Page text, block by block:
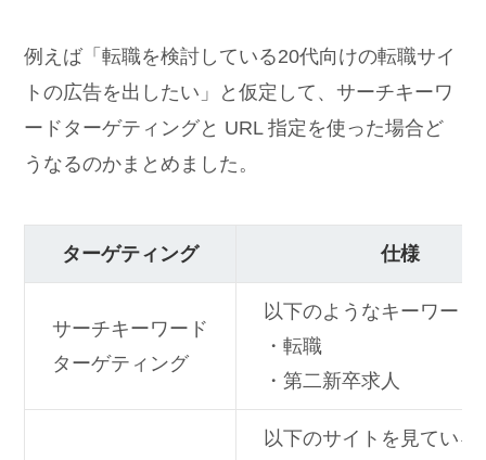
例えば「転職を検討している20代向けの転職サイ
トの広告を出したい」と仮定して、サーチキーワ
ードターゲティングと URL 指定を使った場合ど
うなるのかまとめました。
ターゲティング 仕様
サーチキーワード
ターゲティング
以下のようなキーワード
・転職
・第二新卒求人
以下のサイトを見ている